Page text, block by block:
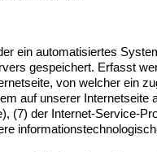
ein automatisiertes
gespeichert. Erfasst
von welcher ein
auf unserer Internetseite
(7) der Internet-Service-